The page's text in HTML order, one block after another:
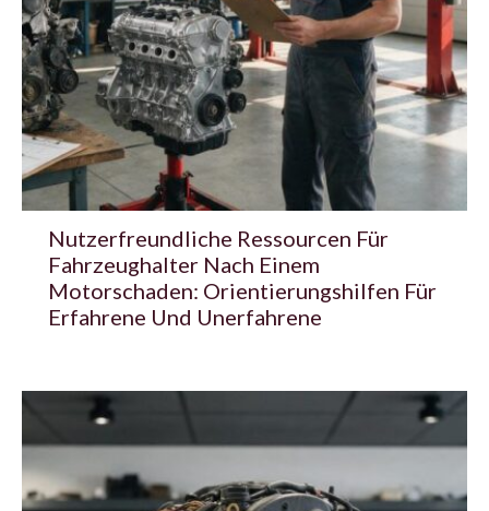
Nutzerfreundliche Ressourcen Für
Fahrzeughalter Nach Einem
Motorschaden: Orientierungshilfen Für
Erfahrene Und Unerfahrene